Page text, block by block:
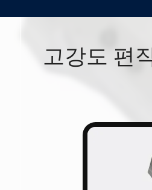
고강도 편